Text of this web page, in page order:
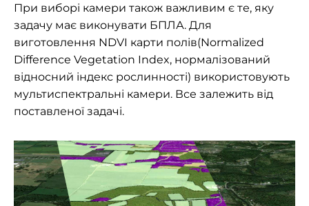
При виборі камери також важливим є те, яку
задачу має виконувати БПЛА. Для
виготовлення NDVI карти полів(Normalized
Difference Vegetation Index, нормалізований
відносний індекс рослинності) використовують
мультиспектральні камери. Все залежить від
поставленої задачі.